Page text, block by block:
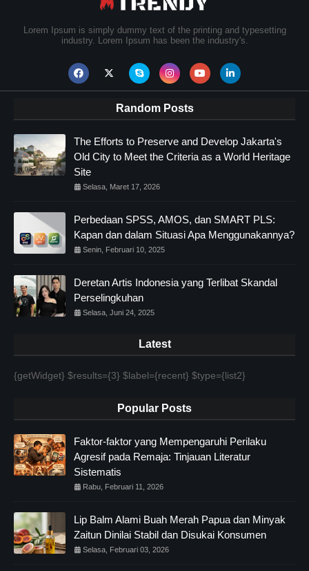
Lorem Ipsum is simply dummy text of the printing and typesetting
industry. Lorem Ipsum has been the industry's.
Random Posts
The Efforts to Preserve and Develop Jakarta's
Old City to Meet the Criteria as a World Heritage
Site
Selasa, Maret 17, 2026
Perbedaan SPSS, AMOS, dan SMART PLS:
Kapan dan dalam Situasi Apa Menggunakannya?
Senin, Februari 10, 2025
Deretan Artis Indonesia yang Terlibat Skandal
Perselingkuhan
Selasa, Juni 24, 2025
Latest
{getWidget} $results={3} $label={recent} $type={list2}
Popular Posts
Faktor-faktor yang Mempengaruhi Perilaku
Agresif pada Remaja: Tinjauan Literatur
Sistematis
Rabu, Februari 11, 2026
Lip Balm Alami Buah Merah Papua dan Minyak
Zaitun Dinilai Stabil dan Disukai Konsumen
Selasa, Februari 03, 2026